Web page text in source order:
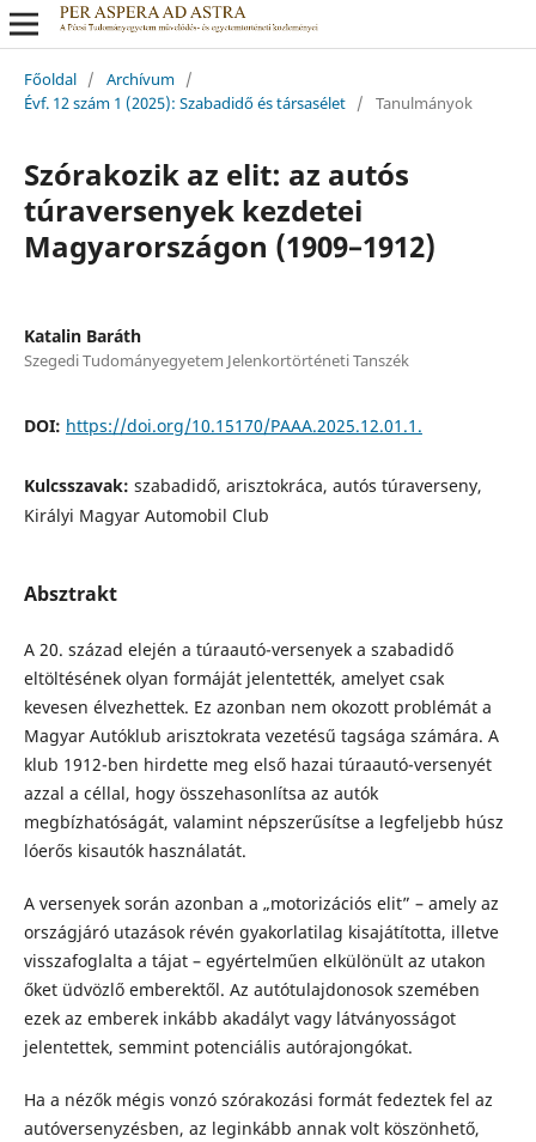
Főoldal / Archívum /
Évf. 12 szám 1 (2025): Szabadidő és társasélet / Tanulmányok
Szórakozik az elit: az autós
túraversenyek kezdetei
Magyarországon (1909–1912)
Katalin Baráth
Szegedi Tudományegyetem Jelenkortörténeti Tanszék
DOI: https://doi.org/10.15170/PAAA.2025.12.01.1.
Kulcsszavak: szabadidő, arisztokráca, autós túraverseny,
Királyi Magyar Automobil Club
Absztrakt
A 20. század elején a túraautó-versenyek a szabadidő
eltöltésének olyan formáját jelentették, amelyet csak
kevesen élvezhettek. Ez azonban nem okozott problémát a
Magyar Autóklub arisztokrata vezetésű tagsága számára. A
klub 1912-ben hirdette meg első hazai túraautó-versenyét
azzal a céllal, hogy összehasonlítsa az autók
megbízhatóságát, valamint népszerűsítse a legfeljebb húsz
lóerős kisautók használatát.
A versenyek során azonban a „motorizációs elit” – amely az
országjáró utazások révén gyakorlatilag kisajátította, illetve
visszafoglalta a tájat – egyértelműen elkülönült az utakon
őket üdvözlő emberektől. Az autótulajdonosok szemében
ezek az emberek inkább akadályt vagy látványosságot
jelentettek, semmint potenciális autórajongókat.
Ha a nézők mégis vonzó szórakozási formát fedeztek fel az
autóversenyzésben, az leginkább annak volt köszönhető,